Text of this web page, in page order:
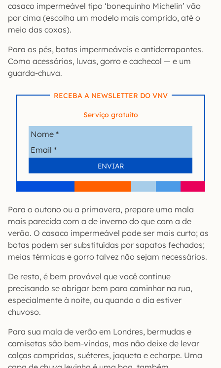
casaco impermeável tipo ‘bonequinho Michelin’ vão
por cima (escolha um modelo mais comprido, até o
meio das coxas).
Para os pés, botas impermeáveis e antiderrapantes.
Como acessórios, luvas, gorro e cachecol — e um
guarda-chuva.
RECEBA A NEWSLETTER DO VNV
Serviço gratuito
Para o outono ou a primavera, prepare uma mala
mais parecida com a de inverno do que com a de
verão. O casaco impermeável pode ser mais curto; as
botas podem ser substituídas por sapatos fechados;
meias térmicas e gorro talvez não sejam necessários.
De resto, é bem provável que você continue
precisando se abrigar bem para caminhar na rua,
especialmente à noite, ou quando o dia estiver
chuvoso.
Para sua mala de verão em Londres, bermudas e
camisetas são bem-vindas, mas não deixe de levar
calças compridas, suéteres, jaqueta e echarpe. Uma